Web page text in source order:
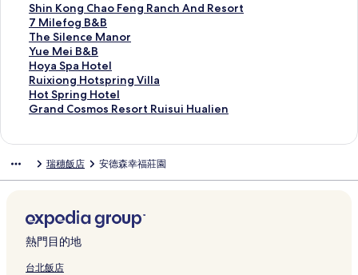
e
n
的
連
結
H
o
t
e
l
的
連
結
e
H
o
t
S
p
r
i
B
結
結
B
&
B
的
連
結
i
V
i
l
l
a
H
o
連
結
e
l
的
連
結
B
的
連
結
M
i
z
u
h
o
H
o
的
連
3
8
H
o
m
e
s
t
連
結
o
m
e
s
t
a
y
的
W
a
t
e
r
R
e
s
的
連
n
H
s
i
a
n
g
H
的
n
'
s
I
n
n
的
連
e
w
L
i
f
e
H
o
i
R
e
s
o
Shin Kong Chao Feng Ranch And Resort
S
h
i
n
K
o
n
g
F
g
R
a
n
7 Milefog B&B
7
M
i
l
e
f
o
的
The Silence Manor
T
h
e
S
i
l
M
o
r
的
連
Yue Mei B&B
Y
u
e
M
e
的
Hoya Spa Hotel
H
o
y
a
o
l
的
連
結
Ruixiong Hotspring Villa
R
u
i
g
t
s
p
r
Hot Spring Hotel
H
o
i
H
o
t
e
Grand Cosmos Resort Ruisui Hualien
G
C
m
o
s
R
瑞穗飯店 安德森幸福莊園
熱門目的地
台北飯店